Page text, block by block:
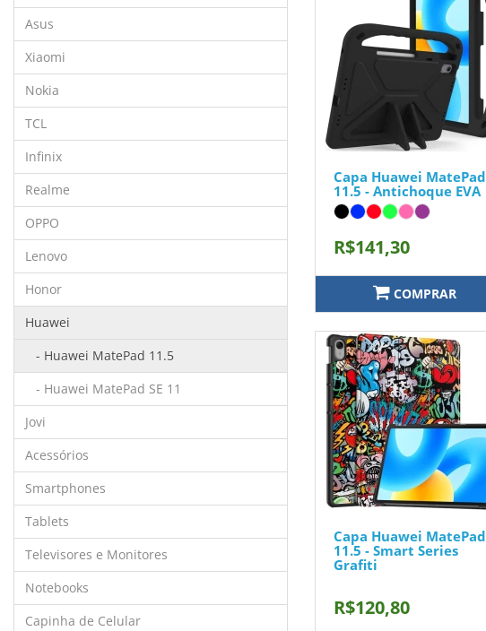
Asus
Xiaomi
Nokia
TCL
Infinix
Realme
OPPO
Lenovo
Honor
Huawei
- Huawei MatePad 11.5
- Huawei MatePad SE 11
Jovi
Acessórios
Smartphones
Tablets
Televisores e Monitores
Notebooks
Capinha de Celular
Capa Huawei MatePad
11.5 - Antichoque EVA
R$141,30
COMPRAR
Capa Huawei MatePad
11.5 - Smart Series
Grafiti
R$120,80